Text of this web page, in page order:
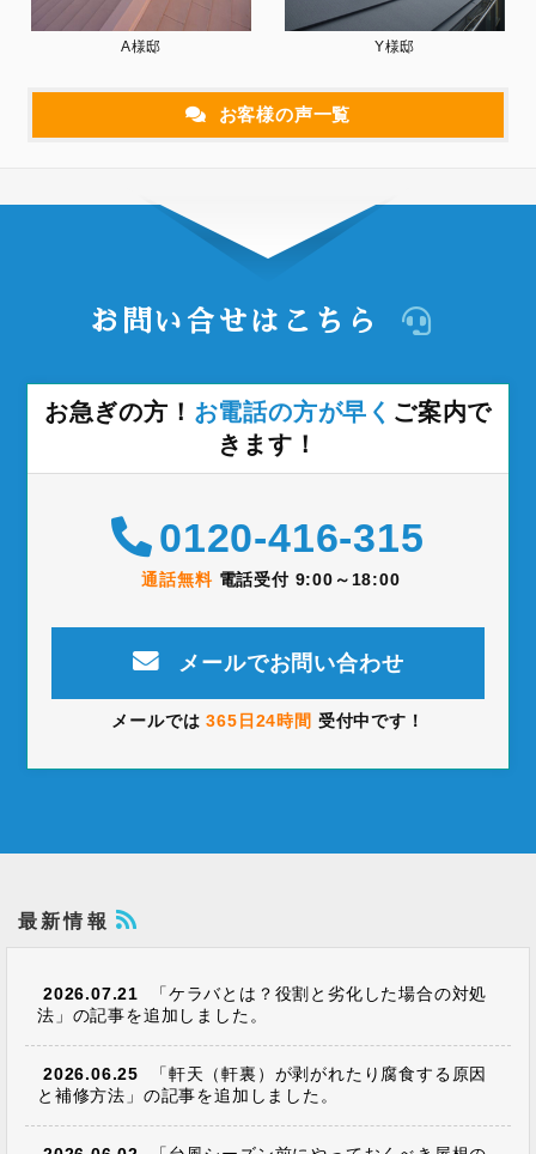
A様邸 Y様邸
お客様の声一覧
お問い合せはこちら
お急ぎの方！ お電話の方が早く ご案内で
きます！
0120-416-315
通話無料 電話受付 9:00～18:00
メールでお問い合わせ
メールでは 365日24時間 受付中です！
最新情報
2026.07.21
「ケラバとは？役割と劣化した場合の対処
法」の記事を追加しました。
2026.06.25
「軒天（軒裏）が剥がれたり腐食する原因
と補修方法」の記事を追加しました。